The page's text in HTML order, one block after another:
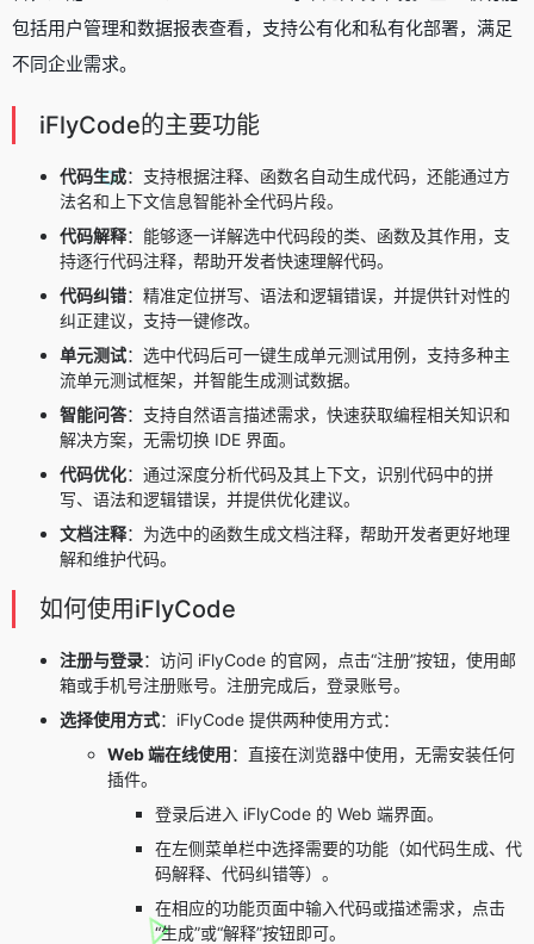
包括用户管理和数据报表查看，支持公有化和私有化部署，满足
不同企业需求。
iFlyCode的主要功能
代码生成：支持根据注释、函数名自动生成代码，还能通过方
法名和上下文信息智能补全代码片段。
代码解释：能够逐一详解选中代码段的类、函数及其作用，支
持逐行代码注释，帮助开发者快速理解代码。
代码纠错：精准定位拼写、语法和逻辑错误，并提供针对性的
纠正建议，支持一键修改。
单元测试：选中代码后可一键生成单元测试用例，支持多种主
流单元测试框架，并智能生成测试数据。
智能问答：支持自然语言描述需求，快速获取编程相关知识和
解决方案，无需切换 IDE 界面。
代码优化：通过深度分析代码及其上下文，识别代码中的拼
写、语法和逻辑错误，并提供优化建议。
文档注释：为选中的函数生成文档注释，帮助开发者更好地理
解和维护代码。
如何使用iFlyCode
注册与登录：访问 iFlyCode 的官网，点击“注册”按钮，使用邮
箱或手机号注册账号。注册完成后，登录账号。
选择使用方式：iFlyCode 提供两种使用方式：
Web 端在线使用：直接在浏览器中使用，无需安装任何
插件。
登录后进入 iFlyCode 的 Web 端界面。
在左侧菜单栏中选择需要的功能（如代码生成、代
码解释、代码纠错等）。
在相应的功能页面中输入代码或描述需求，点击
“生成”或“解释”按钮即可。